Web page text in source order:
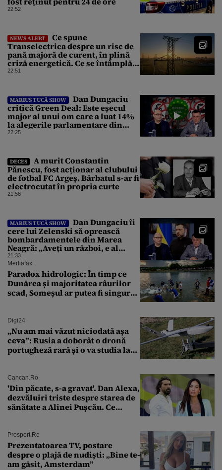
22:52
NEWS ALERT
Ce spune
Transelectrica despre un risc de
pană majoră de curent, în plină
criză energetică. Ce se întâmplă
cu Sistemul Electroenergetic
22:51
MARIUS TUCĂ SHOW
Dan Dungaciu
critică Green Deal: Este eșecul
major al unui om care a luat 14%
la alegerile parlamentare din
Olanda
22:25
DECES
A murit Constantin
Pănescu, fost acționar al clubului
de fotbal FC Argeș. Bărbatul s-ar fi
electrocutat în propria curte
21:58
MARIUS TUCĂ SHOW
Dan Dungaciu îi
cere lui Zelenski să oprească
bombardamentele din Marea
Neagră: „Aveți un război, e al
vostru, dar lăsați restul să
circule”
21:33
Mediafax
Paradox hidrologic: În timp ce
Dunărea și majoritatea râurilor
scad, Someșul ar putea fi singurul
Digi24
„Nu am mai văzut niciodată așa
ceva”: Rusia a doborât o dronă
portugheză rară și o va studia la
Cancan.ro
'Din păcate, s-a gravat'. Dan Alexa,
dezvăluiri triste despre starea de
sănătate a Alinei Pușcău. Ce
Prosport.ro
Prezentatoarea TV, postare
despre o plajă de nudiști: „Bine te-
am găsit, Amsterdam”